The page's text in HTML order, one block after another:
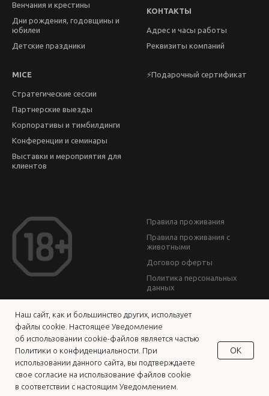
Венчания и крестины
Дни рождения, годовщины и
юбилеи
Детские праздники
MICE
Стратегические сессии
Партнерские выезды
Корпоративы и тимбилдинги
Конференции и семинары
Выставки и мероприятия для
клиентов
КОНТАКТЫ
Адрес и часы работы
Реквизиты компаний
⚡Подарочный сертификат
Правила проживания
Правила проживания с
животными
Договор оферты
Политика персональных
данных
© 2014—2024
ООО «Дворянская усадьба»
Наш сайт, как и большинство других, использует
файлы cookie. Настоящее Уведомление
об использовании cookie-файлов является частью
Политики о конфиденциальности. При
использовании данного сайта, вы подтверждаете
свое согласие на использование файлов cookie
в соответствии с настоящим Уведомлением.
OK